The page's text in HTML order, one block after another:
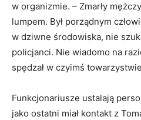
w organizmie. – Zmarły
lumpem. Był porządnym
w dziwne środowiska, nie
policjanci. Nie wiadomo na
spędzał w czyimś
Funkcjonariusze ustalają
jako ostatni miał kontakt z